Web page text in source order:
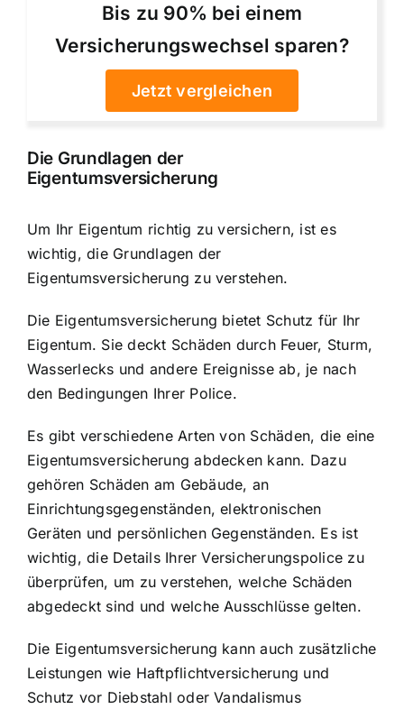
Bis zu 90% bei einem
Versicherungswechsel sparen?
Jetzt vergleichen
Die Grundlagen der
Eigentumsversicherung
Um Ihr Eigentum richtig zu versichern, ist es
wichtig, die Grundlagen der
Eigentumsversicherung zu verstehen.
Die Eigentumsversicherung bietet Schutz für Ihr
Eigentum. Sie deckt Schäden durch Feuer, Sturm,
Wasserlecks und andere Ereignisse ab, je nach
den Bedingungen Ihrer Police.
Es gibt verschiedene Arten von Schäden, die eine
Eigentumsversicherung abdecken kann. Dazu
gehören Schäden am Gebäude, an
Einrichtungsgegenständen, elektronischen
Geräten und persönlichen Gegenständen. Es ist
wichtig, die Details Ihrer Versicherungspolice zu
überprüfen, um zu verstehen, welche Schäden
abgedeckt sind und welche Ausschlüsse gelten.
Die Eigentumsversicherung kann auch zusätzliche
Leistungen wie Haftpflichtversicherung und
Schutz vor Diebstahl oder Vandalismus